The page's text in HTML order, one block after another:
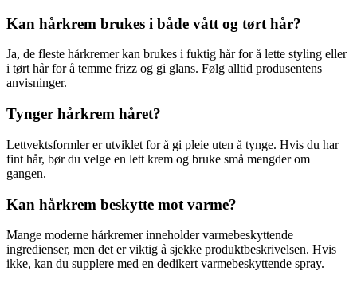
Kan hårkrem brukes i både vått og tørt hår?
Ja, de fleste hårkremer kan brukes i fuktig hår for å lette styling eller
i tørt hår for å temme frizz og gi glans. Følg alltid produsentens
anvisninger.
Tynger hårkrem håret?
Lettvektsformler er utviklet for å gi pleie uten å tynge. Hvis du har
fint hår, bør du velge en lett krem og bruke små mengder om
gangen.
Kan hårkrem beskytte mot varme?
Mange moderne hårkremer inneholder varmebeskyttende
ingredienser, men det er viktig å sjekke produktbeskrivelsen. Hvis
ikke, kan du supplere med en dedikert varmebeskyttende spray.